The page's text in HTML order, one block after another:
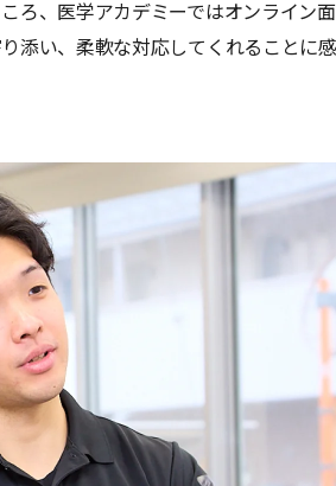
ろ、医学アカデミーではオンライ
添い、柔軟な対応してくれること